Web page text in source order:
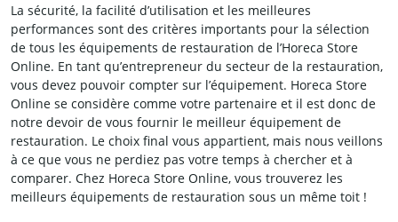
La sécurité, la facilité d’utilisation et les meilleures
performances sont des critères importants pour la sélection
de tous les équipements de restauration de l’Horeca Store
Online. En tant qu’entrepreneur du secteur de la restauration,
vous devez pouvoir compter sur l’équipement. Horeca Store
Online se considère comme votre partenaire et il est donc de
notre devoir de vous fournir le meilleur équipement de
restauration. Le choix final vous appartient, mais nous veillons
à ce que vous ne perdiez pas votre temps à chercher et à
comparer. Chez Horeca Store Online, vous trouverez les
meilleurs équipements de restauration sous un même toit !